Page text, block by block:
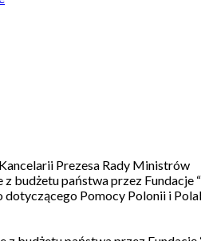
Prezesa Rady Ministrów
z budżetu państwa przez
dotyczącego Pomocy Polonii i